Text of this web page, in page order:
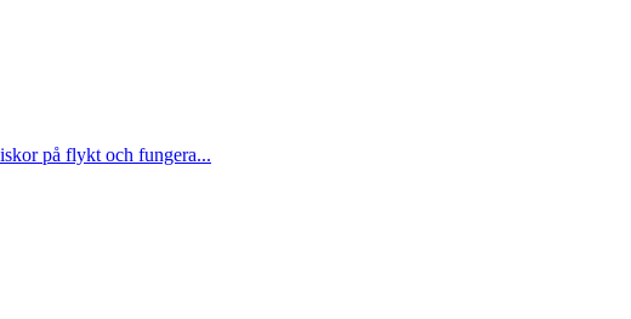
på flykt och fungera...